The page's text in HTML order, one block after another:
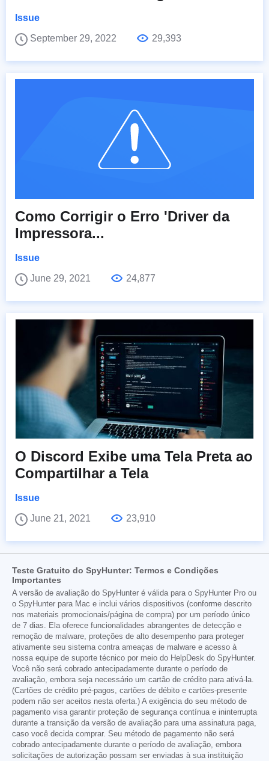
Issue
September 29, 2022
29,393
Como Corrigir o Erro 'Driver da
Impressora...
Issue
June 29, 2021
24,877
O Discord Exibe uma Tela Preta ao
Compartilhar a Tela
Issue
June 21, 2021
23,910
Teste Gratuito do SpyHunter: Termos e Condições
Importantes
A versão de avaliação do SpyHunter é válida para o SpyHunter Pro ou
o SpyHunter para Mac e inclui vários dispositivos (conforme descrito
nos materiais promocionais/página de compra) por um período único
de 7 dias. Ela oferece funcionalidades abrangentes de detecção e
remoção de malware, proteções de alto desempenho para proteger
ativamente seu sistema contra ameaças de malware e acesso à
nossa equipe de suporte técnico por meio do HelpDesk do SpyHunter.
Você não será cobrado antecipadamente durante o período de
avaliação, embora seja necessário um cartão de crédito para ativá-la.
(Cartões de crédito pré-pagos, cartões de débito e cartões-presente
podem não ser aceitos nesta oferta.) A exigência do seu método de
pagamento visa garantir proteção de segurança contínua e ininterrupta
durante a transição da versão de avaliação para uma assinatura paga,
caso você decida comprar. Seu método de pagamento não será
cobrado antecipadamente durante o período de avaliação, embora
solicitações de autorização possam ser enviadas à sua instituição